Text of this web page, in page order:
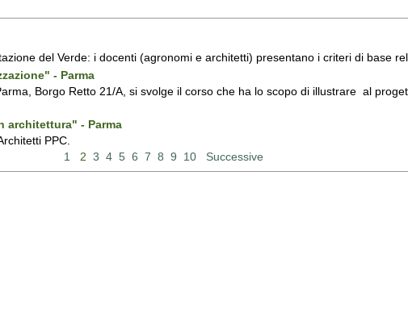
del Verde: i docenti (agronomi e architetti) presentano i criteri di base
- Parma
Borgo Retto 21/A, si svolge il corso che ha lo scopo di illustrare al
architettura" - Parma
PPC.
1
2 3 4 5 6 7 8 9 10 Successive